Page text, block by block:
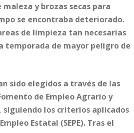
y brozas secas para
se encontraba deteriorado.
de limpieza tan necesarias
temporada de mayor peligro de
sido elegidos a través de las
de Empleo Agrario y
siguiendo los criterios aplicados
Estatal (SEPE). Tras el